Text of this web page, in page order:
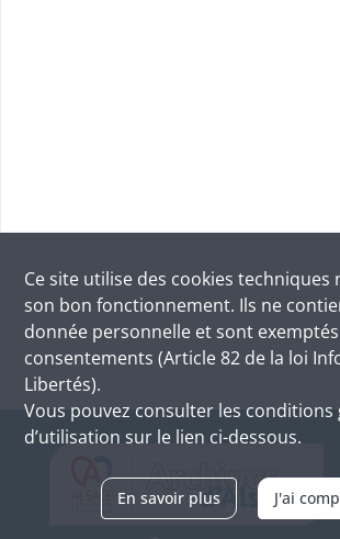
Ce site utilise des cookies techniques
son bon fonctionnement. Ils ne
donnée personnelle et sont
consentements (Article 82 de la loi
Libertés).
Vous pouvez consulter les conditions
d’utilisation sur le lien ci-dessous.
En savoir plus J'ai